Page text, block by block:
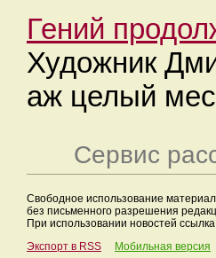
Гений
Художник
аж целый
Сервис
Свободное использование
без письменного разрешения
При использовании новостей
Экспорт в RSS
Мобильная версия